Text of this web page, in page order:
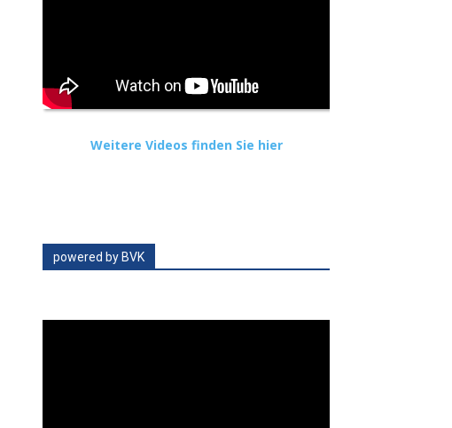
Weitere Videos finden Sie hier
powered by BVK